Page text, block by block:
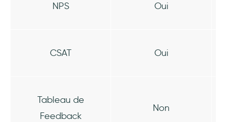
NPS Oui
CSAT Oui
Tableau de
Feedback
Non